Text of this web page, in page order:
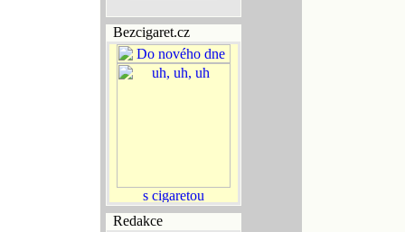
Bezcigaret.cz
Redakce